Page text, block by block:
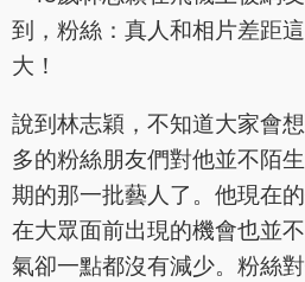
說到林志穎，不知道大家會
多的粉絲朋友們對他並不陌
期的那一批藝人了。他現在
在大眾面前出現的機會也並
氣卻一點都沒有減少。粉絲